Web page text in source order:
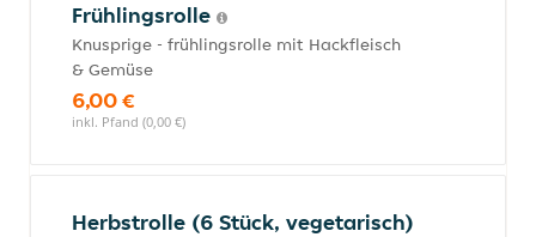
Frühlingsrolle
Knusprige - frühlingsrolle mit Hackfleisch
& Gemüse
6,00 €
inkl. Pfand (0,00 €)
Herbstrolle (6 Stück, vegetarisch)